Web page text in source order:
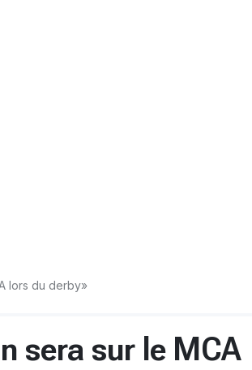
lors du derby»
sera sur le MCA